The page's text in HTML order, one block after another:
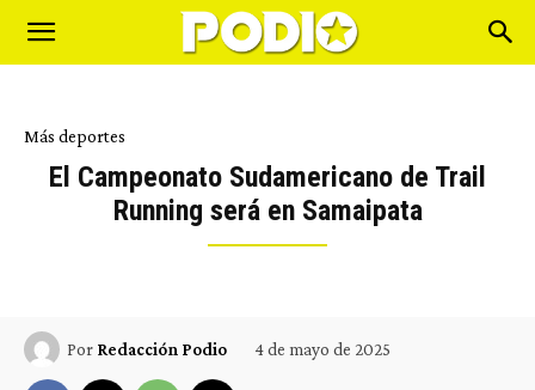
Más deportes
El Campeonato Sudamericano de Trail
Running será en Samaipata
Por Redacción Podio 4 de mayo de 2025